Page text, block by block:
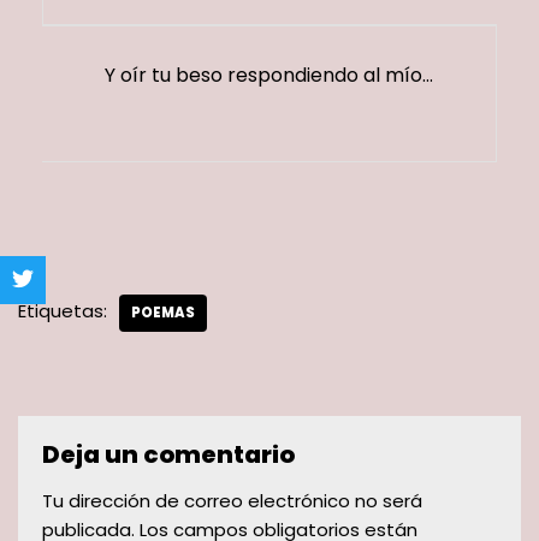
Y oír tu beso respondiendo al mío…
Etiquetas: POEMAS
Deja un comentario
Tu dirección de correo electrónico no será
publicada. Los campos obligatorios están